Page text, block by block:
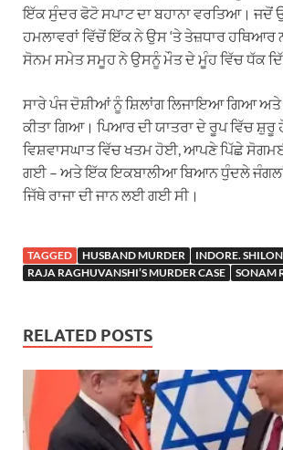
ਇੱਕ ਸੁੰਦਰ ਫੋਟੋ ਸਪਾਟ ਦਾ ਬਹਾਨਾ ਵਰਤਿਆ। ਜਦੋਂ
ਹਮਲਾਵਰਾਂ ਵਿੱਚੋਂ ਇੱਕ ਨੇ ਉਸ ‘ਤੇ ਤੇਜ਼ਧਾਰ ਹਥਿਆਰ
ਸੋਨਮ ਸਮੇਤ ਸਮੂਹ ਨੇ ਉਸਨੂੰ ਮੌਤ ਦੇ ਮੂੰਹ ਵਿੱਚ ਧੱਕ
ਸਾਰੇ ਪੰਜ ਦੋਸ਼ੀਆਂ ਨੂੰ ਸ਼ਿਲਾਂਗ ਲਿਜਾਇਆ ਗਿਆ
ਕੀਤਾ ਗਿਆ। ਪਿਆਰ ਦੀ ਯਾਤਰਾ ਦੇ ਰੂਪ ਵਿੱਚ
ਵਿਸ਼ਵਾਸਘਾਤ ਵਿੱਚ ਖਤਮ ਹੋਈ, ਆਪਣੇ ਪਿੱਛੇ
ਗਈ – ਅਤੇ ਇੱਕ ਇਕਬਾਲੀਆ ਬਿਆਨ ਧੁੰਦਲੇ ਜੰਗਲਾਂ
ਜਿੱਥੇ ਰਾਜਾ ਦੀ ਜਾਨ ਲਈ ਗਈ ਸੀ।
TAGGED HUSBAND MURDER
INDORE.
RAJA RAGHUVANSHI’S MURDER CASE
SONAM
RELATED POSTS